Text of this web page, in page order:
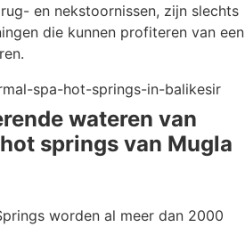
en nekstoornissen, zijn slechts
die kunnen profiteren van een
wateren van
springs van Mugla
worden al meer dan 2000